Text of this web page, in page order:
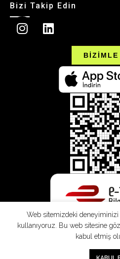
Bizi Takip Edin
BİZİMLE
Web sitemizdeki
kullanıyoruz. Bu web sitesine
kabul etmiş